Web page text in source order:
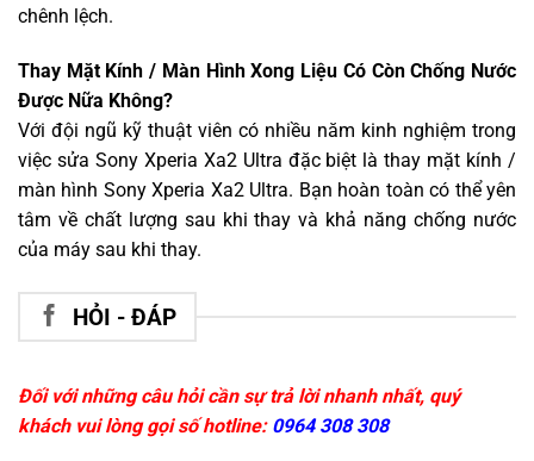
chênh lệch.
Thay Mặt Kính / Màn Hình Xong Liệu Có Còn Chống Nước
Được Nữa Không?
Với đội ngũ kỹ thuật viên có nhiều năm kinh nghiệm trong
việc sửa Sony Xperia Xa2 Ultra đặc biệt là thay mặt kính /
màn hình Sony Xperia Xa2 Ultra. Bạn hoàn toàn có thể yên
tâm về chất lượng sau khi thay và khả năng chống nước
của máy sau khi thay.
HỎI - ĐÁP
Đối với những câu hỏi cần sự trả lời nhanh nhất, quý
khách vui lòng gọi số hotline: 0964 308 308